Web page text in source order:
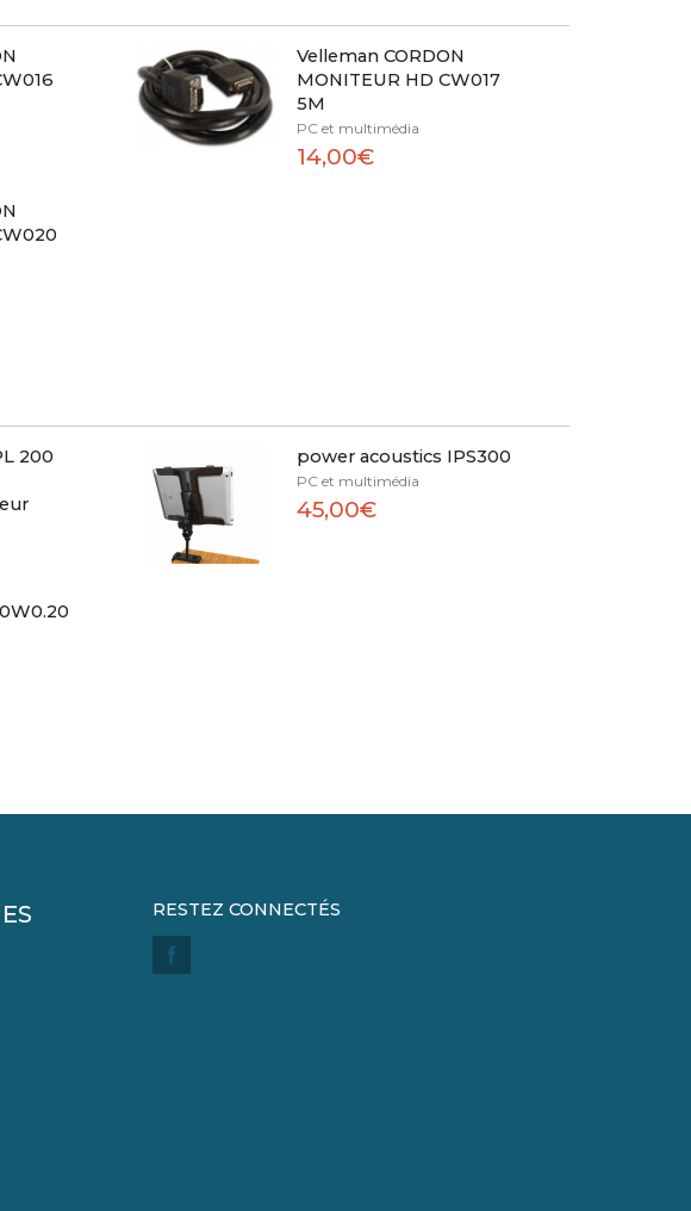
Velleman CORDON
MONITEUR HD CW017
5M
PC et multimédia
14,00€
200
power acoustics IPS300
PC et multimédia
45,00€